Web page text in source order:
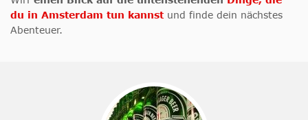
du in Amsterdam tun kannst und finde dein nächstes
Abenteuer.